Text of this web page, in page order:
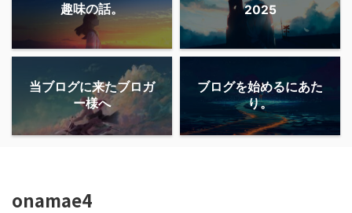
趣味の話。 2025
当ブログに来たブロガ
ー様へ
ブログを始めるにあた
り。
onamae4